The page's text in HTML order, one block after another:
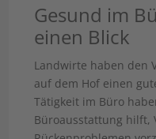
Gesund im
einen Blick
Landwirte haben den
auf dem Hof einen
Tätigkeit im Büro
Büroausstattung hilft,